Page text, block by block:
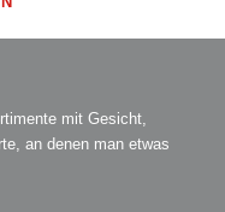
mit Gesicht,
an denen man etwas